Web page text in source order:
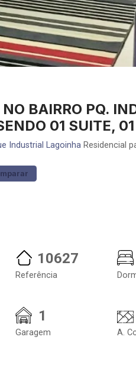
BAIRRO PQ.
01 SUITE,
Industrial Lagoinha Residencial
10627
Referência
1
Garagem A.